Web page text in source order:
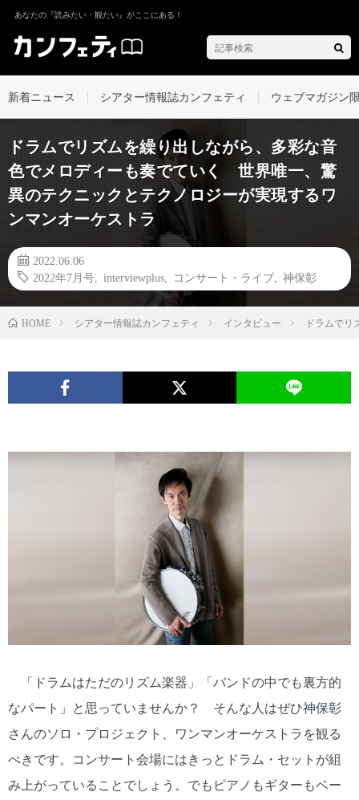
あなたの『読みたい・観たい』がここにある！
新着ニュース シアター情報誌カンフェティ ウェブマガジン
ドラムでリズムを繰り出しながら、多彩な音
色でメロディーも奏でていく 世界唯一、驚
異のテクニックとテクノロジーが実現するワ
ンマンオーケストラ
2022.06.06
2022年7月号
interviewplus コンサート・ライブ 神保彰
HOME シアター情報誌カンフェティ インタビュー ドラムで
「ドラムはただのリズム楽器」「バンドの中でも裏方的
なパート」と思っていませんか？ そんな人はぜひ神保彰
さんのソロ・プロジェクト、ワンマンオーケストラを観る
べきです。コンサート会場にはきっとドラム・セットが組
み上がっていることでしょう。でもピアノもギターもベー